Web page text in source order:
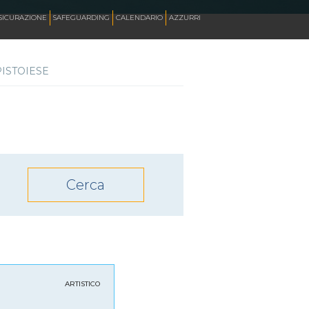
SAFEGUARDING CALENDARIO AZZURRI
ARTISTICO
SKATEBOARDING